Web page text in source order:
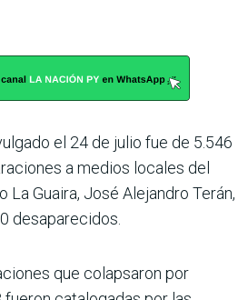
el 24 de julio fue de 5.546
a medios locales del
La Guaira, José Alejandro Terán,
desaparecidos.
que colapsaron por